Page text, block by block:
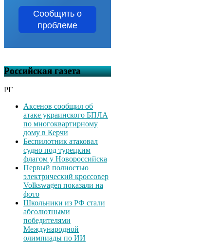
Сообщить о
проблеме
Российская газета
РГ
Аксенов сообщил об
атаке украинского БПЛА
по многоквартирному
дому в Керчи
Беспилотник атаковал
судно под турецким
флагом у Новороссийска
Первый полностью
электрический кроссовер
Volkswagen показали на
фото
Школьники из РФ стали
абсолютными
победителями
Международной
олимпиады по ИИ